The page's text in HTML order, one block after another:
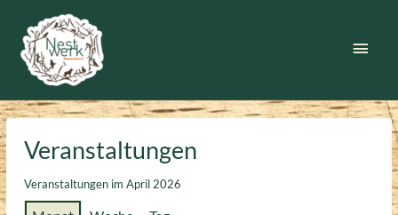
Inhalt
springen
Veranstaltungen
Veranstaltungen im April 2026